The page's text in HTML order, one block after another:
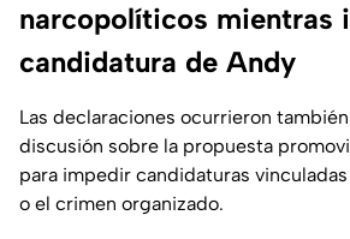
narcopolíticos mientras
candidatura de Andy
Las declaraciones ocurrieron
discusión sobre la propuesta
para impedir candidaturas
o el crimen organizado.